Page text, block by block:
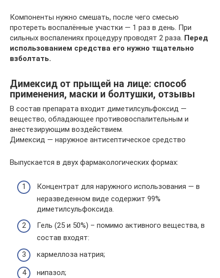
Компоненты нужно смешать, после чего смесью
протереть воспалённые участки — 1 раз в день. При
сильных воспалениях процедуру проводят 2 раза. Перед
использованием средства его нужно тщательно
взболтать.
Димексид от прыщей на лице: способ
применения, маски и болтушки, отзывы
В состав препарата входит диметилсульфоксид —
вещество, обладающее противовоспалительным и
анестезирующим воздействием.
Димексид — наружное антисептическое средство
Выпускается в двух фармакологических формах:
Концентрат для наружного использования — в
неразведенном виде содержит 99%
диметилсульфоксида.
Гель (25 и 50%) – помимо активного вещества, в
состав входят:
кармеллоза натрия;
нипазол;